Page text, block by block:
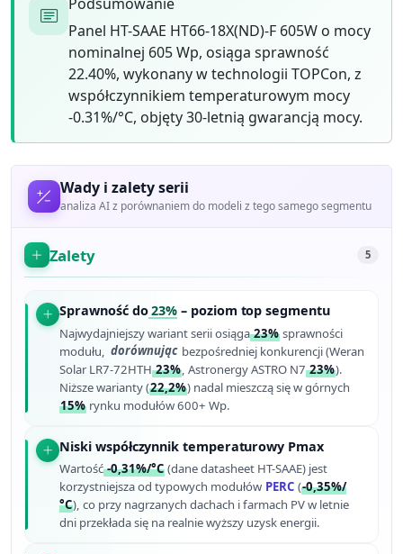
Panel HT-SAAE HT66-18X(ND)-F 605W o mocy
nominalnej 605 Wp, osiąga sprawność
22.40%, wykonany w technologii TOPCon, z
współczynnikiem temperaturowym mocy
-0.31%/°C, objęty 30-letnią gwarancją mocy.
Wady i zalety serii
analiza AI z porównaniem do modeli z tego samego segmentu
Zalety 5
Sprawność do23% – poziom top segmentu
Najwydajniejszy wariant serii osiąga23% sprawności
modułu, dorównując bezpośredniej konkurencji (Weran
Solar LR7-72HTH23%, Astronergy ASTRO N723%).
Niższe warianty (22,2%) nadal mieszczą się w górnych
15% rynku modułów 600+ Wp.
Niski współczynnik temperaturowy Pmax
Wartość-0,31%/°C (dane datasheet HT-SAAE) jest
korzystniejsza od typowych modułów PERC (-0,35%/
°C), co przy nagrzanych dachach i farmach PV w letnie
dni przekłada się na realnie wyższy uzysk energii.